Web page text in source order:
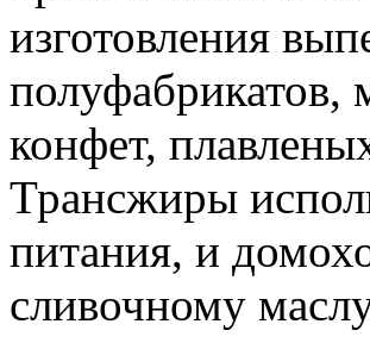
изготовления
полуфабрикатов,
конфет,
Трансжиры
питания, и
сливочному